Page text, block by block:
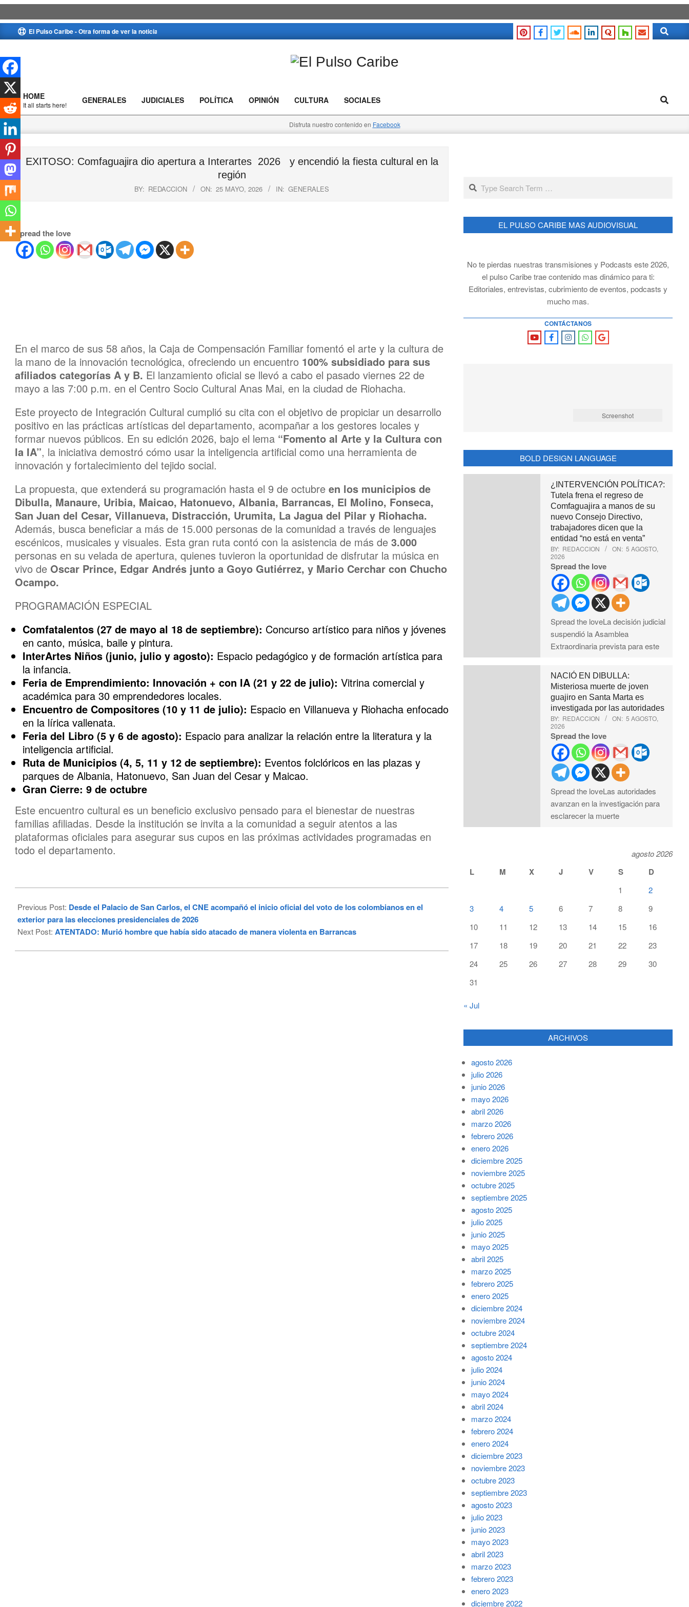
to
El Pulso Caribe - Otra forma de ver la noticia Search
Caribe
Primary
Navigation
Menu
HOME
It all starts here! GENERALES JUDICIALES POLÍTICA OPINIÓN CULTURA SOCIALES Search
Disfruta nuestro contenido en Facebook
EXITOSO: Comfaguajira dio apertura a Interartes 2026 y encendió la fiesta cultural en la
región
BY: REDACCION ON: 25 MAYO, 2026 IN: GENERALES
Spread the love
En el marco de sus 58 años, la Caja de Compensación Familiar fomentó el arte y la cultura de
la mano de la innovación tecnológica, ofreciendo un encuentro 100% subsidiado para sus
afiliados categorías A y B. El lanzamiento oficial se llevó a cabo el pasado viernes 22 de
mayo a las 7:00 p.m. en el Centro Socio Cultural Anas Mai, en la ciudad de Riohacha.
Este proyecto de Integración Cultural cumplió su cita con el objetivo de propiciar un desarrollo
positivo en las prácticas artísticas del departamento, acompañar a los gestores locales y
formar nuevos públicos. En su edición 2026, bajo el lema “Fomento al Arte y la Cultura con
la IA”, la iniciativa demostró cómo usar la inteligencia artificial como una herramienta de
innovación y fortalecimiento del tejido social.
La propuesta, que extenderá su programación hasta el 9 de octubre en los municipios de
Dibulla, Manaure, Uribia, Maicao, Hatonuevo, Albania, Barrancas, El Molino, Fonseca,
San Juan del Cesar, Villanueva, Distracción, Urumita, La Jagua del Pilar y Riohacha.
Además, busca beneficiar a más de 15.000 personas de la comunidad a través de lenguajes
escénicos, musicales y visuales. Esta gran ruta contó con la asistencia de más de 3.000
personas en su velada de apertura, quienes tuvieron la oportunidad de disfrutar la música en
vivo de Oscar Prince, Edgar Andrés junto a Goyo Gutiérrez, y Mario Cerchar con Chucho
Ocampo.
PROGRAMACIÓN ESPECIAL
Comfatalentos (27 de mayo al 18 de septiembre): Concurso artístico para niños y jóvenes
en canto, música, baile y pintura.
InterArtes Niños (junio, julio y agosto): Espacio pedagógico y de formación artística para
la infancia.
Feria de Emprendimiento: Innovación + con IA (21 y 22 de julio): Vitrina comercial y
académica para 30 emprendedores locales.
Encuentro de Compositores (10 y 11 de julio): Espacio en Villanueva y Riohacha enfocado
en la lírica vallenata.
Feria del Libro (5 y 6 de agosto): Espacio para analizar la relación entre la literatura y la
inteligencia artificial.
Ruta de Municipios (4, 5, 11 y 12 de septiembre): Eventos folclóricos en las plazas y
parques de Albania, Hatonuevo, San Juan del Cesar y Maicao.
Gran Cierre: 9 de octubre
Este encuentro cultural es un beneficio exclusivo pensado para el bienestar de nuestras
familias afiliadas. Desde la institución se invita a la comunidad a seguir atentos a las
plataformas oficiales para asegurar sus cupos en las próximas actividades programadas en
todo el departamento.
05-
25
Previous Post: Desde el Palacio de San Carlos, el CNE acompañó el inicio oficial del voto de los colombianos en el
exterior para las elecciones presidenciales de 2026
Next Post: ATENTADO: Murió hombre que había sido atacado de manera violenta en Barrancas
Search
EL PULSO CARIBE MAS AUDIOVISUAL
No te pierdas nuestras transmisiones y Podcasts este 2026,
el pulso Caribe trae contenido mas dinámico para ti:
Editoriales, entrevistas, cubrimiento de eventos, podcasts y
mucho mas.
CONTÁCTANOS
Screenshot
BOLD DESIGN LANGUAGE
¿INTERVENCIÓN POLÍTICA?:
Tutela frena el regreso de
Comfaguajira a manos de su
nuevo Consejo Directivo,
trabajadores dicen que la
entidad “no está en venta”
BY: REDACCION ON: 5 AGOSTO,
2026
Spread the love
Spread the loveLa decisión judicial
suspendió la Asamblea
Extraordinaria prevista para este
NACIÓ EN DIBULLA:
Misteriosa muerte de joven
guajiro en Santa Marta es
investigada por las autoridades
BY: REDACCION ON: 5 AGOSTO,
2026
Spread the love
Spread the loveLas autoridades
avanzan en la investigación para
esclarecer la muerte
agosto 2026
L M X J V S D
1
2
3
4 5 6 7 8
9
10
11 12 13 14 15
16
17
18 19 20 21 22
23
24
25 26 27 28 29
30
31
« Jul
ARCHIVOS
agosto 2026
julio 2026
junio 2026
mayo 2026
abril 2026
marzo 2026
febrero 2026
enero 2026
diciembre 2025
noviembre 2025
octubre 2025
septiembre 2025
agosto 2025
julio 2025
junio 2025
mayo 2025
abril 2025
marzo 2025
febrero 2025
enero 2025
diciembre 2024
noviembre 2024
octubre 2024
septiembre 2024
agosto 2024
julio 2024
junio 2024
mayo 2024
abril 2024
marzo 2024
febrero 2024
enero 2024
diciembre 2023
noviembre 2023
octubre 2023
septiembre 2023
agosto 2023
julio 2023
junio 2023
mayo 2023
abril 2023
marzo 2023
febrero 2023
enero 2023
diciembre 2022